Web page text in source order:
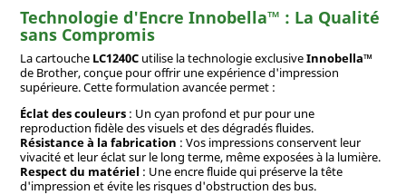
Technologie d'Encre Innobella™ : La Qualité
sans Compromis
La cartouche LC1240Cutilise la technologie exclusiveInnobella™
de Brother, conçue pour offrir une expérience d'impression
supérieure. Cette formulation avancée permet :
Éclat des couleurs: Un cyan profond et pur pour une
reproduction fidèle des visuels et des dégradés fluides.
Résistance à la fabrication : Vos impressions conservent leur
vivacité et leur éclat sur le long terme, même exposées à la lumière.
Respect du matériel : Une encre fluide qui préserve la tête
d'impression et évite les risques d'obstruction des bus.